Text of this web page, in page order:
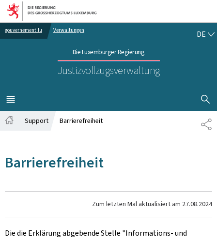
Zur Hauptnavigation
Zum Inhalt
gouvernement.lu Verwaltungen
Die Luxemburger Regierung
Justizvollzugsverwaltung
DE
MENÜ
HAUPT-
Support Barrierefreiheit
Barrierefreiheit
Zum letzten Mal aktualisiert am 27.08.2024
Die die Erklärung abgebende Stelle "Informations- und